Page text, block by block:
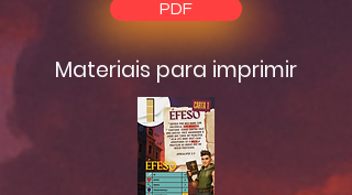
PDF
Materiais para imprimir